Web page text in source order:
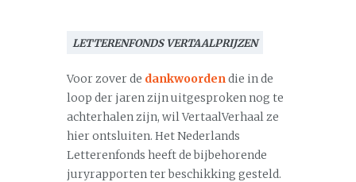
LETTERENFONDS VERTAALPRIJZEN
Voor zover de dankwoordendie in de
loop der jaren zijn uitgesproken nog te
achterhalen zijn, wil VertaalVerhaal ze
hier ontsluiten. Het Nederlands
Letterenfonds heeft de bijbehorende
juryrapporten ter beschikking gesteld.